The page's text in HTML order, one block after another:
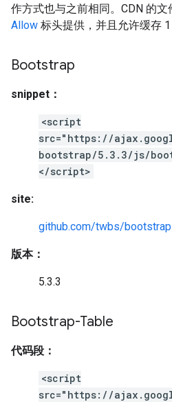
作方式也与之前相同。CDN 的文
Allow 标头提供，并且允许缓存 1
Bootstrap
snippet：
<script
src="https://
bootstrap/5.3.3/js/
</script>
site:
github.com/twbs/bootstrap
版本：
5.3.3
Bootstrap-Table
代码段：
<script
src="https://